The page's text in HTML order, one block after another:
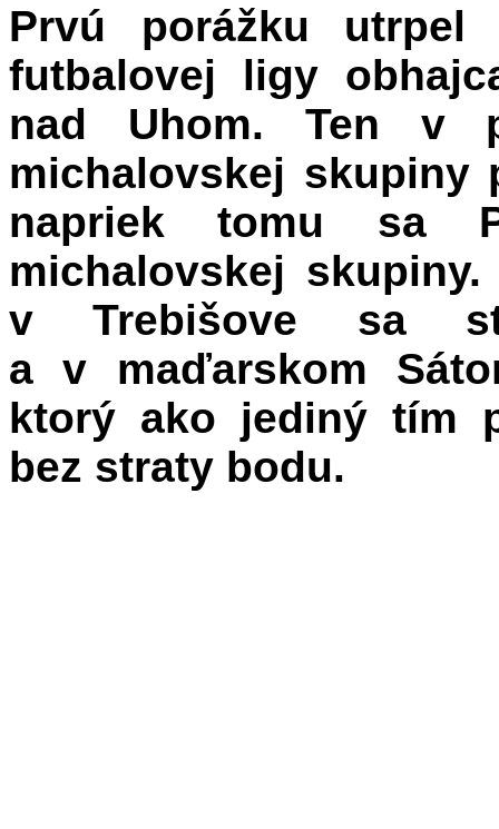
Prvú porážku
futbalovej ligy
nad Uhom. Ten v
michalovskej skupiny
napriek tomu sa
michalovskej
v Trebišove sa
a v maďarskom
ktorý ako jediný tím
bez straty bodu.